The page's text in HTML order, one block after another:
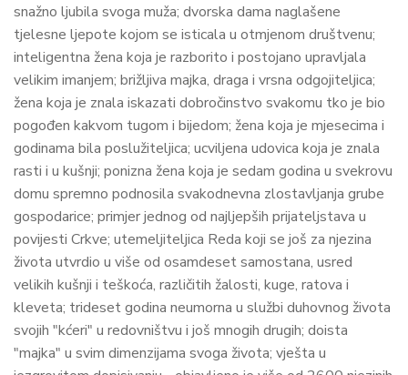
snažno ljubila svoga muža; dvorska dama naglašene
tjelesne ljepote kojom se isticala u otmjenom društvenu;
inteligentna žena koja je razborito i postojano upravljala
velikim imanjem; brižljiva majka, draga i vrsna odgojiteljica;
žena koja je znala iskazati dobročinstvo svakomu tko je bio
pogođen kakvom tugom i bijedom; žena koja je mjesecima i
godinama bila poslužiteljica; ucviljena udovica koja je znala
rasti i u kušnji; ponizna žena koja je sedam godina u svekrovu
domu spremno podnosila svakodnevna zlostavljanja grube
gospodarice; primjer jednog od najljepših prijateljstava u
povijesti Crkve; utemeljiteljica Reda koji se još za njezina
života utvrdio u više od osamdeset samostana, usred
velikih kušnji i teškoća, različitih žalosti, kuge, ratova i
kleveta; trideset godina neumorna u službi duhovnog života
svojih "kćeri" u redovništvu i još mnogih drugih; doista
"majka" u svim dimenzijama svoga života; vješta u